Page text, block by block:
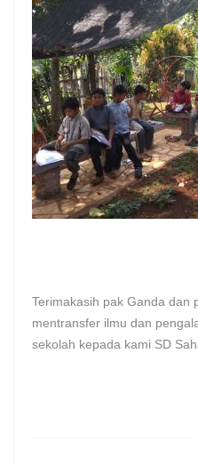
Terimakasih pak Ganda dan
mentransfer ilmu dan
sekolah kepada kami SD